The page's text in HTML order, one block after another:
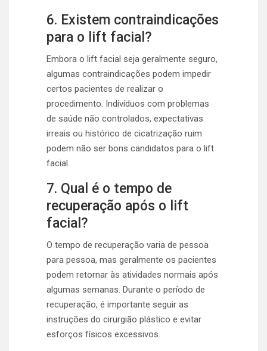
6. Existem contraindicações
para o lift facial?
Embora o lift facial seja geralmente seguro,
algumas contraindicações podem impedir
certos pacientes de realizar o
procedimento. Indivíduos com problemas
de saúde não controlados, expectativas
irreais ou histórico de cicatrização ruim
podem não ser bons candidatos para o lift
facial.
7. Qual é o tempo de
recuperação após o lift
facial?
O tempo de recuperação varia de pessoa
para pessoa, mas geralmente os pacientes
podem retornar às atividades normais após
algumas semanas. Durante o período de
recuperação, é importante seguir as
instruções do cirurgião plástico e evitar
esforços físicos excessivos.